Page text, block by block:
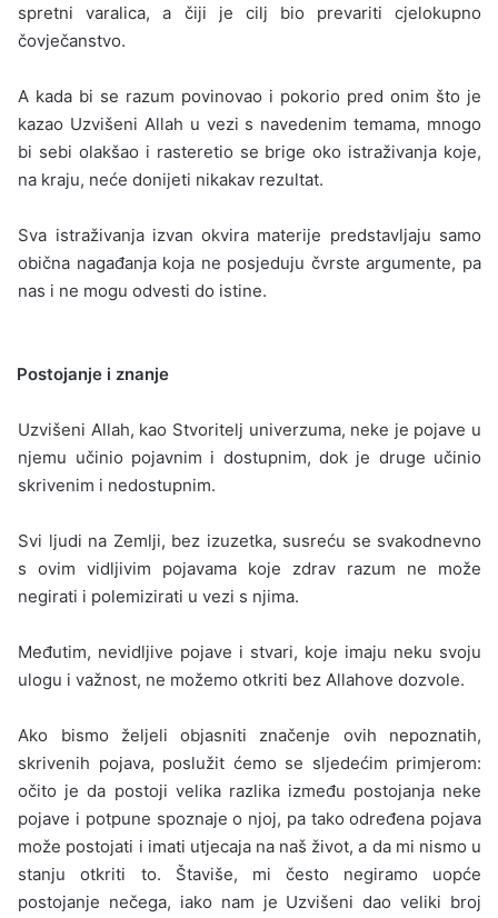
spretni varalica, a čiji je cilj bio prevariti cjelokupno
čovječan­stvo.
A kada bi se razum povinovao i pokorio pred onim što je
kazao Uzvišeni Allah u vezi s navedenim temama, mnogo
bi sebi olakšao i rasteretio se brige oko istraživanja koje,
na kraju, neće donijeti nikakav rezultat.
Sva istraživanja izvan okvira materije predstavljaju samo
obična nagađanja koja ne posjeduju čvrste argumente, pa
nas i ne mogu odvesti do istine.
Postojanje i znanje
Uzvišeni Allah, kao Stvoritelj univerzuma, neke je pojave u
njemu učinio pojavnim i dostupnim, dok je druge učinio
skrivenim i nedostupnim.
Svi ljudi na Zemlji, bez izuzetka, susreću se svakodnevno
s ovim vidljivim pojavama koje zdrav razum ne može
negirati i polemizirati u vezi s njima.
Međutim, nevidljive pojave i stvari, koje imaju neku svoju
ulogu i važnost, ne možemo otkriti bez Allahove dozvole.
Ako bismo željeli objasniti značenje ovih nepoznatih,
skrivenih pojava, poslužit ćemo se sljedećim primjerom:
očito je da postoji velika razlika između postojanja neke
pojave i potpune spoznaje o njoj, pa tako određena pojava
može postojati i imati utjecaja na naš život, a da mi nismo u
stanju otkriti to. Štaviše, mi često negiramo uopće
postojanje nečega, iako nam je Uzvišeni dao veliki broj